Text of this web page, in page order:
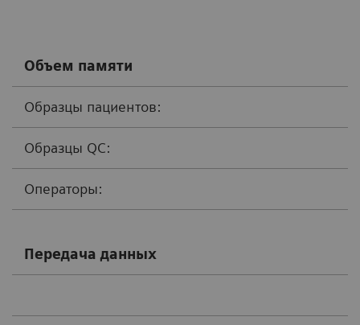
Объем памяти
Образцы пациентов:
Образцы QC:
Операторы:
Передача данных